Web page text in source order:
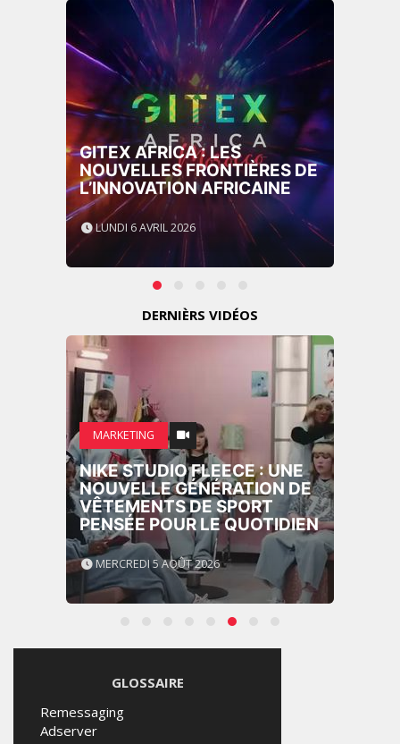
GITEX AFRICA : LES
NOUVELLES FRONTIÈRES DE
L’INNOVATION AFRICAINE
LUNDI 6 AVRIL 2026
DERNIÈRS VIDÉOS
MARKETING
NIKE STUDIO FLEECE : UNE
NOUVELLE GÉNÉRATION DE
VÊTEMENTS DE SPORT
PENSÉE POUR LE QUOTIDIEN
MERCREDI 5 AOÛT 2026
GLOSSAIRE
Remessaging
Adserver